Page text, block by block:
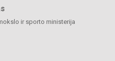
ir sporto ministerija